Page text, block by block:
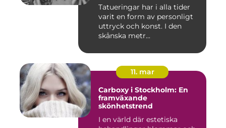
Tatueringar har i alla tider
varit en form av personligt
uttryck och konst. I den
skånska metr...
11. mar
Carboxy i Stockholm: En
framväxande
skönhetstrend
I en värld där estetiska